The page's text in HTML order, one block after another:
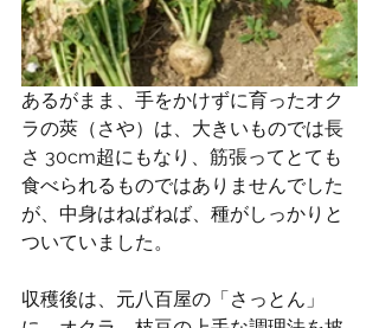
あるがまま、手をかけずに育ったオク
ラの莢（さや）は、大きいものでは長
さ 30cm超にもなり、筋張ってとても
食べられるものではありませんでした
が、中身はねばねば、種がしっかりと
ついていました。
収穫後は、元八百屋の「さっとん」